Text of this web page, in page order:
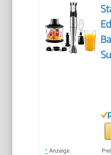
* Anzeige